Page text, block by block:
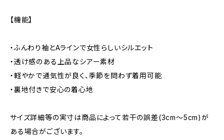
【機能】
・ふんわり袖とAラインで女性らしいシルエット
・透け感のある上品なシアー素材
・軽やかで通気性が良く、季節を問わず着用可能
・裏地付きで安心の着心地
サイズ詳細等の実寸は商品によって若干の誤差(3cm〜5cm)が
ある場合がございます。